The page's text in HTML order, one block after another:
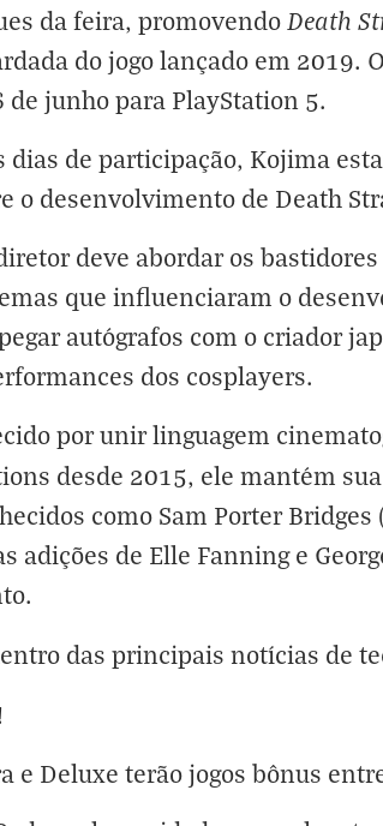
da feira, promovendo Death
do jogo lançado em 2019.
de junho para PlayStation 5.
dias de participação, Kojima
o desenvolvimento de Death
deve abordar os
que influenciaram o
autógrafos com o criador
dos cosplayers.
por unir linguagem
desde 2015, ele mantém
como Sam Porter
adições de Elle Fanning e
das principais notícias de
e Deluxe terão jogos bônus